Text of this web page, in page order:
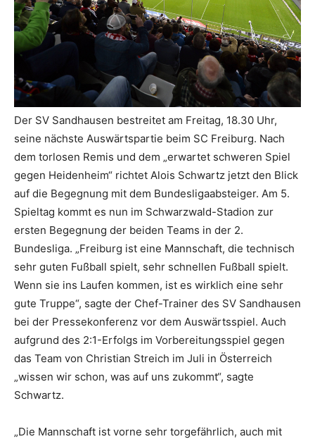
Der SV Sandhausen bestreitet am Freitag, 18.30 Uhr,
seine nächste Auswärtspartie beim SC Freiburg. Nach
dem torlosen Remis und dem „erwartet schweren Spiel
gegen Heidenheim“ richtet Alois Schwartz jetzt den Blick
auf die Begegnung mit dem Bundesligaabsteiger. Am 5.
Spieltag kommt es nun im Schwarzwald-Stadion zur
ersten Begegnung der beiden Teams in der 2.
Bundesliga. „Freiburg ist eine Mannschaft, die technisch
sehr guten Fußball spielt, sehr schnellen Fußball spielt.
Wenn sie ins Laufen kommen, ist es wirklich eine sehr
gute Truppe“, sagte der Chef-Trainer des SV Sandhausen
bei der Pressekonferenz vor dem Auswärtsspiel. Auch
aufgrund des 2:1-Erfolgs im Vorbereitungsspiel gegen
das Team von Christian Streich im Juli in Österreich
„wissen wir schon, was auf uns zukommt“, sagte
Schwartz.
„Die Mannschaft ist vorne sehr torgefährlich, auch mit